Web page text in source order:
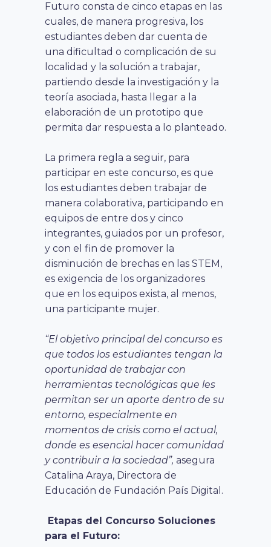
Futuro consta de cinco etapas en las
cuales, de manera progresiva, los
estudiantes deben dar cuenta de
una dificultad o complicación de su
localidad y la solución a trabajar,
partiendo desde la investigación y la
teoría asociada, hasta llegar a la
elaboración de un prototipo que
permita dar respuesta a lo planteado.
La primera regla a seguir, para
participar en este concurso, es que
los estudiantes deben trabajar de
manera colaborativa, participando en
equipos de entre dos y cinco
integrantes, guiados por un profesor,
y con el fin de promover la
disminución de brechas en las STEM,
es exigencia de los organizadores
que en los equipos exista, al menos,
una participante mujer.
“El objetivo principal del concurso es
que todos los estudiantes tengan la
oportunidad de trabajar con
herramientas tecnológicas que les
permitan ser un aporte dentro de su
entorno, especialmente en
momentos de crisis como el actual,
donde es esencial hacer comunidad
y contribuir a la sociedad”, asegura
Catalina Araya, Directora de
Educación de Fundación País Digital.
Etapas del Concurso Soluciones
para el Futuro: